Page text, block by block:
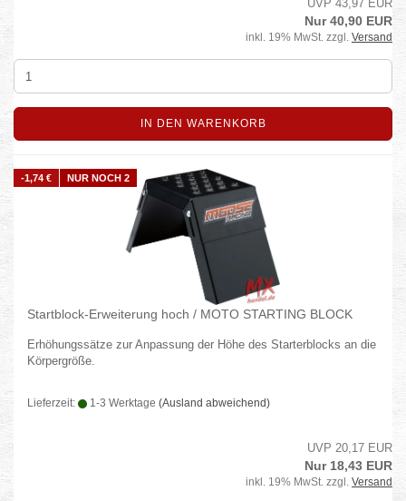
UVP 43,97 EUR
Nur 40,90 EUR
inkl. 19% MwSt. zzgl. Versand
IN DEN WARENKORB
-1,74 € NUR NOCH 2
Startblock-Erweiterung hoch / MOTO STARTING BLOCK
Erhöhungssätze zur Anpassung der Höhe des Starterblocks an die
Körpergröße.
Lieferzeit: 1-3 Werktage (Ausland abweichend)
UVP 20,17 EUR
Nur 18,43 EUR
inkl. 19% MwSt. zzgl. Versand